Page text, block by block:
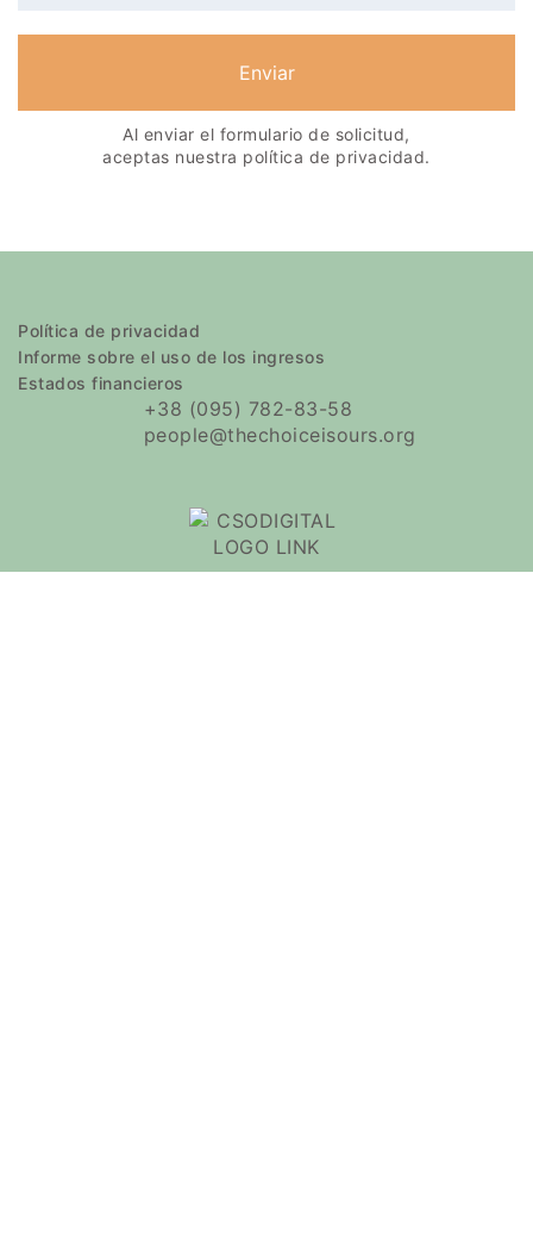
Al enviar el formulario de solicitud,
aceptas nuestra política de privacidad.
Política de privacidad
Informe sobre el uso de los ingresos
Estados financieros
+38 (095) 782-83-58
people@thechoiceisours.org